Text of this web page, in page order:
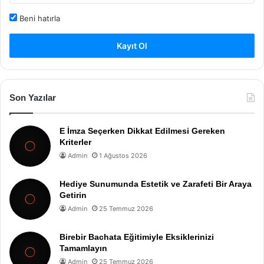
Beni hatırla
Kayıt Ol
Son Yazılar
E İmza Seçerken Dikkat Edilmesi Gereken
Kriterler
Admin 1 Ağustos 2026
Hediye Sunumunda Estetik ve Zarafeti Bir Araya
Getirin
Admin 25 Temmuz 2026
Birebir Bachata Eğitimiyle Eksiklerinizi
Tamamlayın
Admin 25 Temmuz 2026